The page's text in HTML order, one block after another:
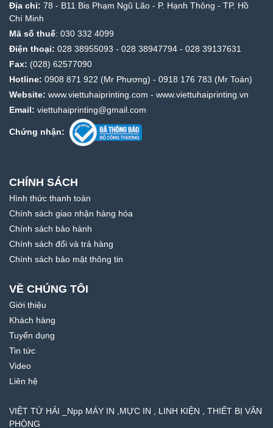
Địa chỉ: 78 - B11 Bis Phạm Ngũ Lão - P. Hạnh Thông - TP. Hồ
Chí Minh
Mã số thuế: 030 332 4099
Điện thoại: 028 38955093 - 028 38947794 - 028 39137631
Fax: (028) 62577090
Hotline: 0908 871 922 (Mr Phương) - 0918 176 783 (Mr Toán)
Website: www.viettuhaiprinting.com - www.viettuhaiprinting.vn
Email: viettuhaiprinting@gmail.com
Chứng nhận:
CHÍNH SÁCH
Hình thức thanh toán
Chính sách giao nhận hàng hóa
Chính sách bảo hành
Chính sách đổi và trả hàng
Chính sách bảo mật thông tin
VỀ CHÚNG TÔI
Giới thiệu
Khách hàng
Tuyển dụng
Tin tức
Video
Liên hệ
VIỆT TỨ HẢI _Npp MÁY IN ,MỰC IN , LINH KIỆN , THIẾT BỊ VĂN
PHÒNG